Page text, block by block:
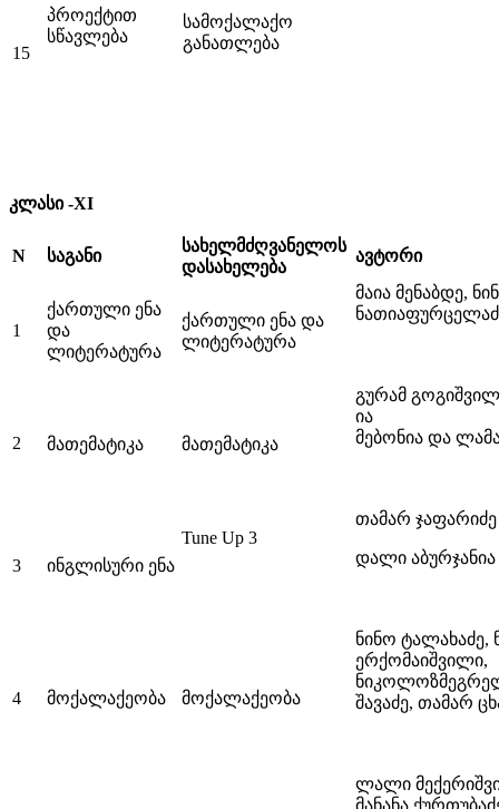
15
პროექტით
სწავლება
სამოქალაქო
განათლება
კლასი -XI
N საგანი
სახელმძღვანელოს
დასახელება
ავტორი
1
ქართული ენა
და
ლიტერატურა
ქართული ენა და
ლიტერატურა
მაია მენაბდე,
2 მათემატიკა მათემატიკა
გურამ
ია
მებონია და
3 ინგლისური ენა
Tune Up 3
თამარ ჯაფარიძე
დალი აბურჯანია
4 მოქალაქეობა მოქალაქეობა
ნინო ტალახაძე,
ერქომაიშვილი,
შავაძე, თამარ
ლალი
მანანა